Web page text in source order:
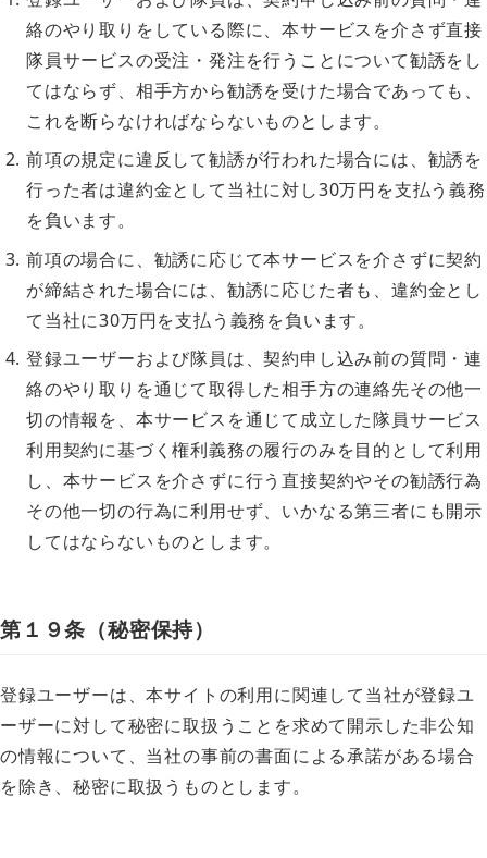
絡のやり取りをしている際に、本サービスを介さず直接
隊員サービスの受注・発注を行うことについて勧誘をし
てはならず、相手方から勧誘を受けた場合であっても、
これを断らなければならないものとします。
前項の規定に違反して勧誘が行われた場合には、勧誘を
行った者は違約金として当社に対し30万円を支払う義務
を負います。
前項の場合に、勧誘に応じて本サービスを介さずに契約
が締結された場合には、勧誘に応じた者も、違約金とし
て当社に30万円を支払う義務を負います。
登録ユーザーおよび隊員は、契約申し込み前の質問・連
絡のやり取りを通じて取得した相手方の連絡先その他一
切の情報を、本サービスを通じて成立した隊員サービス
利用契約に基づく権利義務の履行のみを目的として利用
し、本サービスを介さずに行う直接契約やその勧誘行為
その他一切の行為に利用せず、いかなる第三者にも開示
してはならないものとします。
第１９条（秘密保持）
登録ユーザーは、本サイトの利用に関連して当社が登録ユ
ーザーに対して秘密に取扱うことを求めて開示した非公知
の情報について、当社の事前の書面による承諾がある場合
を除き、秘密に取扱うものとします。